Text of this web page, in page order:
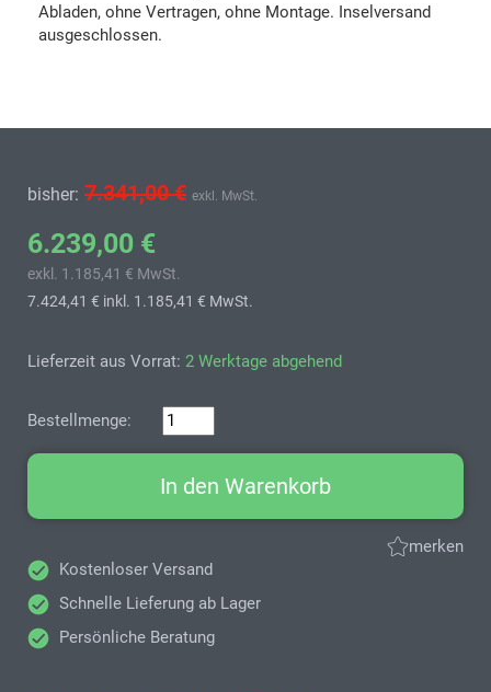
Abladen, ohne Vertragen, ohne Montage. Inselversand
ausgeschlossen.
bisher: 7.341,00 € exkl. MwSt.
6.239,00 €
exkl. 1.185,41 € MwSt.
7.424,41 € inkl. 1.185,41 € MwSt.
Lieferzeit aus Vorrat: 2 Werktage abgehend
Bestellmenge:
In den Warenkorb
merken
Kostenloser Versand
Schnelle Lieferung ab Lager
Persönliche Beratung